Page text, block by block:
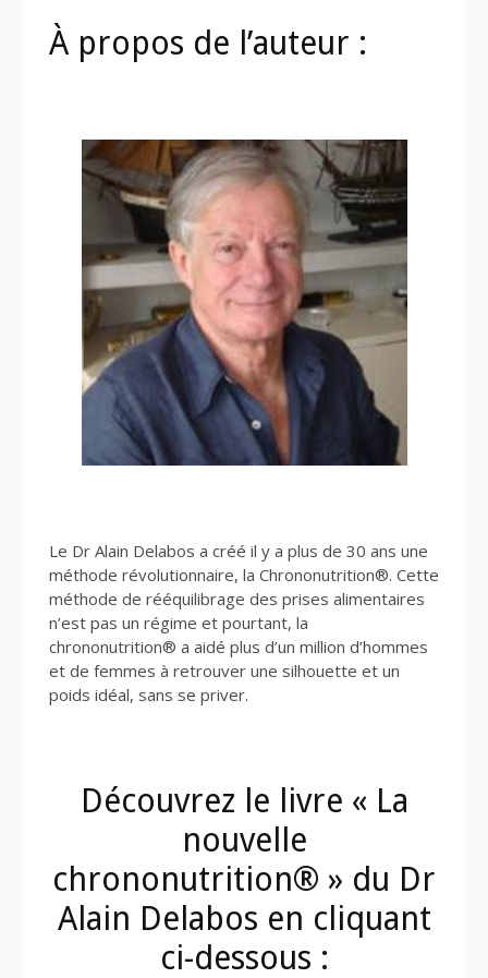
À propos de l’auteur :
Le Dr Alain Delabos a créé il y a plus de 30 ans une
méthode révolutionnaire, la Chrononutrition®. Cette
méthode de rééquilibrage des prises alimentaires
n’est pas un régime et pourtant, la
chrononutrition® a aidé plus d’un million d’hommes
et de femmes à retrouver une silhouette et un
poids idéal, sans se priver.
Découvrez le livre « La
nouvelle
chrononutrition® » du Dr
Alain Delabos en cliquant
ci-dessous :